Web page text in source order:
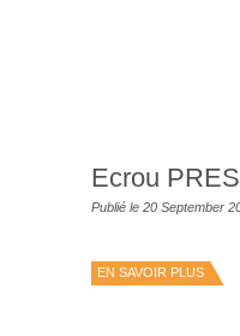
Ecrou
Publié le 20 September
EN SAVOIR PLUS